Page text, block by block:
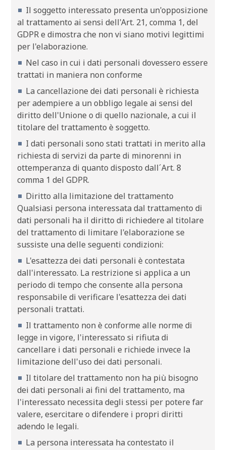
Il soggetto interessato presenta un'opposizione
al trattamento ai sensi dell'Art. 21, comma 1, del
GDPR e dimostra che non vi siano motivi legittimi
per l'elaborazione.
Nel caso in cui i dati personali dovessero essere
trattati in maniera non conforme
La cancellazione dei dati personali è richiesta
per adempiere a un obbligo legale ai sensi del
diritto dell'Unione o di quello nazionale, a cui il
titolare del trattamento è soggetto.
I dati personali sono stati trattati in merito alla
richiesta di servizi da parte di minorenni in
ottemperanza di quanto disposto dall´Art. 8
comma 1 del GDPR.
Diritto alla limitazione del trattamento
Qualsiasi persona interessata dal trattamento di
dati personali ha il diritto di richiedere al titolare
del trattamento di limitare l'elaborazione se
sussiste una delle seguenti condizioni:
L'esattezza dei dati personali è contestata
dall'interessato. La restrizione si applica a un
periodo di tempo che consente alla persona
responsabile di verificare l'esattezza dei dati
personali trattati.
Il trattamento non è conforme alle norme di
legge in vigore, l'interessato si rifiuta di
cancellare i dati personali e richiede invece la
limitazione dell'uso dei dati personali.
Il titolare del trattamento non ha più bisogno
dei dati personali ai fini del trattamento, ma
l'interessato necessita degli stessi per potere far
valere, esercitare o difendere i propri diritti
adendo le legali.
La persona interessata ha contestato il